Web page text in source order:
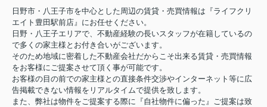
日野市・八王子市を中心とした周辺の賃貸・売買情報は『ライフクリ
エイト豊田駅前店』にお任せください。
日野・八王子エリアで、不動産経験の長いスタッフが在籍しているの
で多くの家主様とお付き合いがございます。
そのため地域に密着した不動産会社だからこそ出来る賃貸・売買情報
をお客様にご提案させて頂く事が可能です。
お客様の目の前での家主様との直接条件交渉やインターネット等に広
告掲載できない情報をリアルタイムで提供を致します。
また、弊社は物件をご提案する際に『自社物件に偏った』ご提案は致